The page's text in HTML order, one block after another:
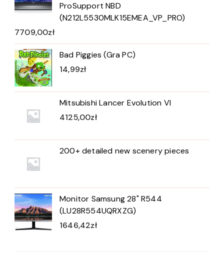
ProSupport NBD
(N212L5530MLK15EMEA_VP_PRO)
7709,00zł
Bad Piggies (Gra PC)
14,99zł
Mitsubishi Lancer Evolution VI
4125,00zł
200+ detailed new scenery pieces
Monitor Samsung 28" R544
(LU28R554UQRXZG)
1646,42zł